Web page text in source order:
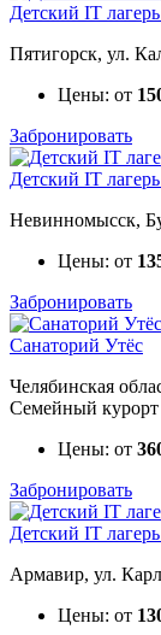
Детский IT
Пятигорск, ул.
Цены: от
Забронировать
Детский IT
Невинномысск,
Цены: от
Забронировать
Санаторий Утёс
Челябинская
Семейный курорт
Цены: от
Забронировать
Детский IT
Армавир, ул.
Цены: от